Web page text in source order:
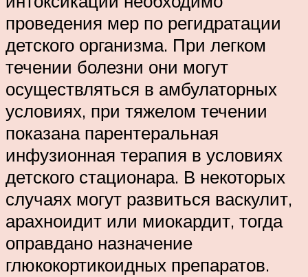
проведения мер по регидратации
детского организма. При легком
течении болезни они могут
осуществляться в амбулаторных
условиях, при тяжелом течении
показана парентеральная
инфузионная терапия в условиях
детского стационара. В некоторых
случаях могут развиться васкулит,
арахноидит или миокардит, тогда
оправдано назначение
глюкокортикоидных препаратов.